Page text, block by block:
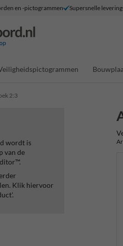
en -pictogrammen Supersnelle levering
2:3
wordt is
van de
Klik hiervoor